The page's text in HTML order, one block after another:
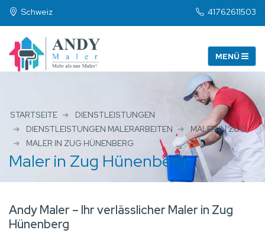
Schweiz 41762611503
STARTSEITE
DIENSTLEISTUNGEN
DIENSTLEISTUNGEN MALERARBEITEN
MALER IN ZUG
MALER IN ZUG HÜNENBERG
Maler in Zug Hünenberg
Andy Maler – Ihr verlässlicher Maler in Zug
Hünenberg